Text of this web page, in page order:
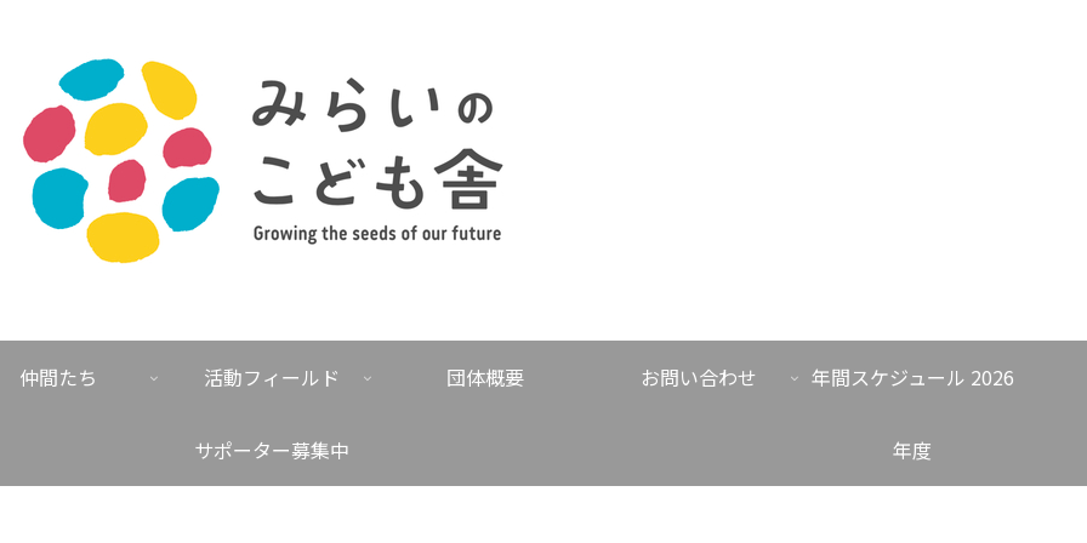
仲間たち 活動フィールド 団体概要 お問い合わせ 年間スケジュール 2026
年度
サポーター募集中